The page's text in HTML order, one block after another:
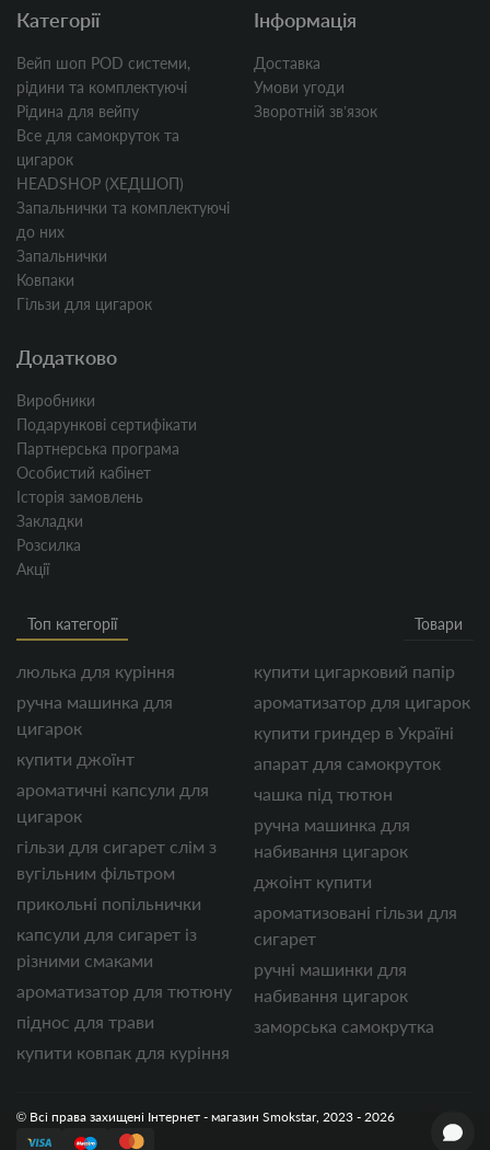
Категорії
Вейп шоп POD системи,
рідини та комплектуючі
Рідина для вейпу
Все для самокруток та
цигарок
HEADSHOP (ХЕДШОП)
Запальнички та комплектуючі
до них
Запальнички
Ковпаки
Гільзи для цигарок
Інформація
Доставка
Умови угоди
Зворотній звʼязок
Додатково
Виробники
Подарункові сертифікати
Партнерська програма
Особистий кабінет
Історія замовлень
Закладки
Розсилка
Акції
Топ категорії Товари
люлька для куріння
ручна машинка для
цигарок
купити джоїнт
ароматичні капсули для
цигарок
гільзи для сигарет слім з
вугільним фільтром
прикольні попільнички
капсули для сигарет із
різними смаками
ароматизатор для тютюну
піднос для трави
купити ковпак для куріння
купити цигарковий папір
ароматизатор для цигарок
купити гриндер в Україні
апарат для самокруток
чашка під тютюн
ручна машинка для
набивання цигарок
джоінт купити
ароматизовані гільзи для
сигарет
ручні машинки для
набивання цигарок
заморська самокрутка
© Всі права захищені Інтернет - магазин Smokstar, 2023 - 2026